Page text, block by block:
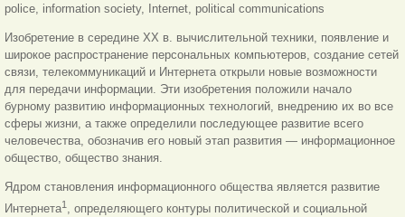
police, information society, Internet, political communications
Изобретение в середине XX в. вычислительной техники, появление и
широкое распространение персональных компьютеров, создание сетей
связи, телекоммуникаций и Интернета открыли новые возможности
для передачи информации. Эти изобретения положили начало
бурному развитию информационных технологий, внедрению их во все
сферы жизни, а также определили последующее развитие всего
человечества, обозначив его новый этап развития — информационное
общество, общество знания.
Ядром становления информационного общества является развитие
Интернета1
, определяющего контуры политической и социальной